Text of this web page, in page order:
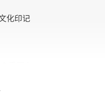
化印记